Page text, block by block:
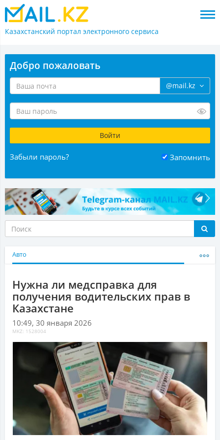
Казахстанский портал электронного сервиса
Добро пожаловать
@mail.kz
Забыли пароль? Запомнить
Авто
Нужна ли медсправка для
получения водительских прав в
Казахстане
10:49, 30 января 2026
MKZ: 1528004